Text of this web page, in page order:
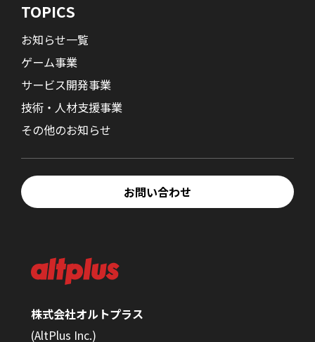
株式会社オルトプラス
(AltPlus Inc.)
TOPICS
お知らせ一覧
ゲーム事業
サービス開発事業
技術・人材支援事業
その他のお知らせ
お問い合わせ